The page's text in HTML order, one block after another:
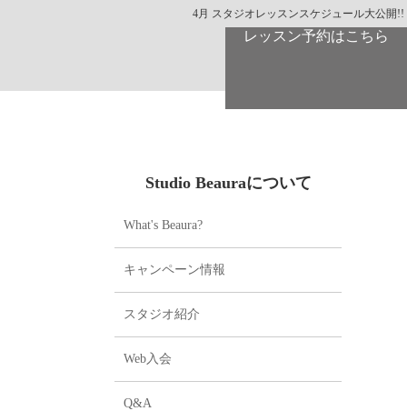
4月 スタジオレッスンスケジュール大公開!!
レッスン予約はこちら
Studio Beauraについて
What's Beaura?
キャンペーン情報
スタジオ紹介
Web入会
Q&A